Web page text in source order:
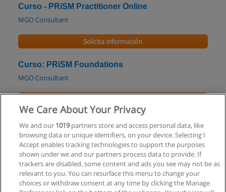
Curso - PRiSM Practitioner Online
MGO Consultant
Solicita información
Curso: PRiSM Foundations
MGO Consultant
Licenciatura en Relaciones Humanas
Universidad Champagnat
Solicita información
We Care About Your Privacy
We and our 1019partners store and access personal data, like
browsing data or unique identifiers, on your device. Selecting I
Accept enables tracking technologies to support the purposes
shown under we and our partners process data to provide. If
trackers are disabled, some content and ads you see may not be as
relevant to you. You can resurface this menu to change your
choices or withdraw consent at any time by clicking the Manage